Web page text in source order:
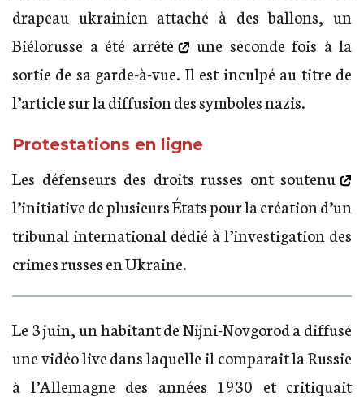
drapeau ukrainien attaché à des ballons, un
Biélorusse a été arrêté
une seconde fois à la
sortie de sa garde-à-vue. Il est inculpé au titre de
l’article sur la diffusion des symboles nazis.
Protestations en ligne
Les défenseurs des droits russes ont soutenu
l’initiative de plusieurs États pour la création d’un
tribunal international dédié à l’investigation des
crimes russes en Ukraine.
Le 3 juin, un habitant de Nijni-Novgorod a diffusé
une vidéo live dans laquelle il comparait la Russie
à l’Allemagne des années 1930 et critiquait